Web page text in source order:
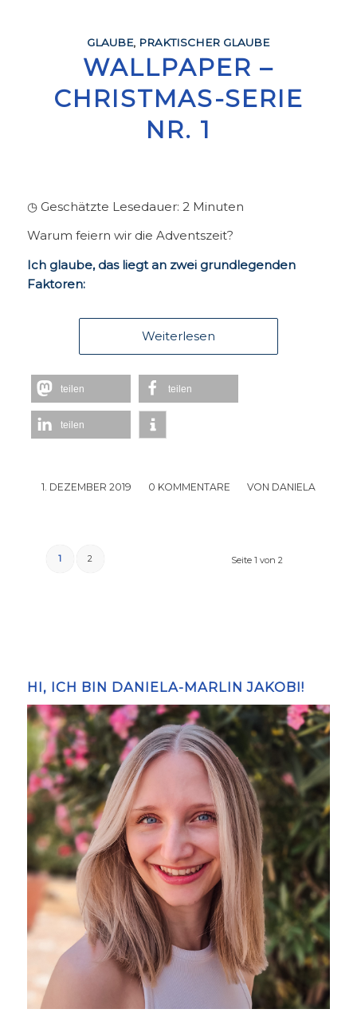
GLAUBE, PRAKTISCHER GLAUBE
WALLPAPER –
CHRISTMAS-SERIE
NR. 1
◷ Geschätzte Lesedauer: 2 Minuten
Warum feiern wir die Adventszeit?
Ich glaube, das liegt an zwei grundlegenden
Faktoren:
Weiterlesen
teilen teilen
teilen
1. DEZEMBER 2019
/ 0 KOMMENTARE
/ VON DANIELA
Seite 1 von 2
1 2
HI, ICH BIN DANIELA-MARLIN JAKOBI!